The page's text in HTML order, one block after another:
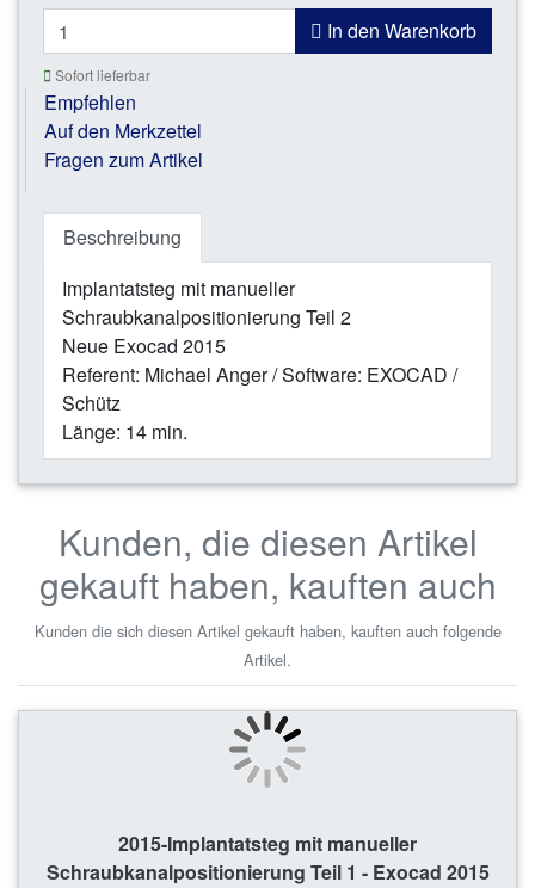
In den Warenkorb
Sofort lieferbar
Empfehlen
Auf den Merkzettel
Fragen zum Artikel
Beschreibung
Implantatsteg mit manueller
Schraubkanalpositionierung Teil 2
Neue Exocad 2015
Referent: Michael Anger / Software: EXOCAD /
Schütz
Länge: 14 min.
Kunden, die diesen Artikel
gekauft haben, kauften auch
Kunden die sich diesen Artikel gekauft haben, kauften auch folgende
Artikel.
2015-Implantatsteg mit manueller
Schraubkanalpositionierung Teil 1 - Exocad 2015